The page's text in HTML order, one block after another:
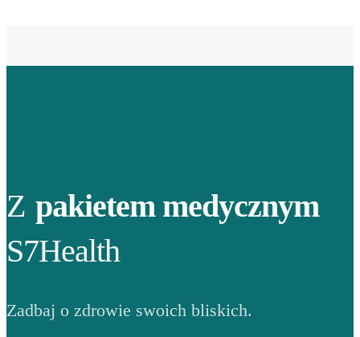
Z pakietem medycznym
S7Health
Zadbaj o zdrowie swoich bliskich.